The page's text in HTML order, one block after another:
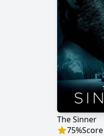
The Sinner
75%Score